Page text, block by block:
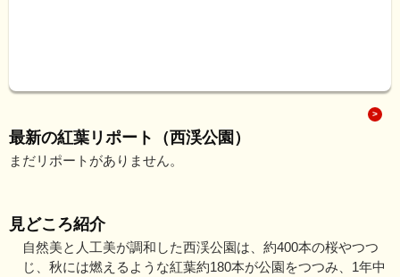
最新の紅葉リポート（西渓公園）
まだリポートがありません。
見どころ紹介
自然美と人工美が調和した西渓公園は、約400本の桜やつつ
じ、秋には燃えるような紅葉約180本が公園をつつみ、1年中